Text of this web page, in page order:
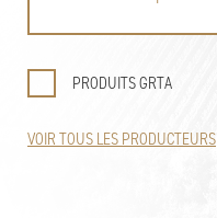
PRODUITS GRTA
VOIR TOUS LES PRODUCTEURS